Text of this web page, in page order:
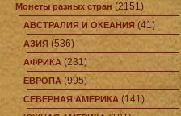
Монеты разных стран (2151)
АВСТРАЛИЯ И ОКЕАНИЯ (41)
АЗИЯ (536)
АФРИКА (231)
ЕВРОПА (995)
СЕВЕРНАЯ АМЕРИКА (141)